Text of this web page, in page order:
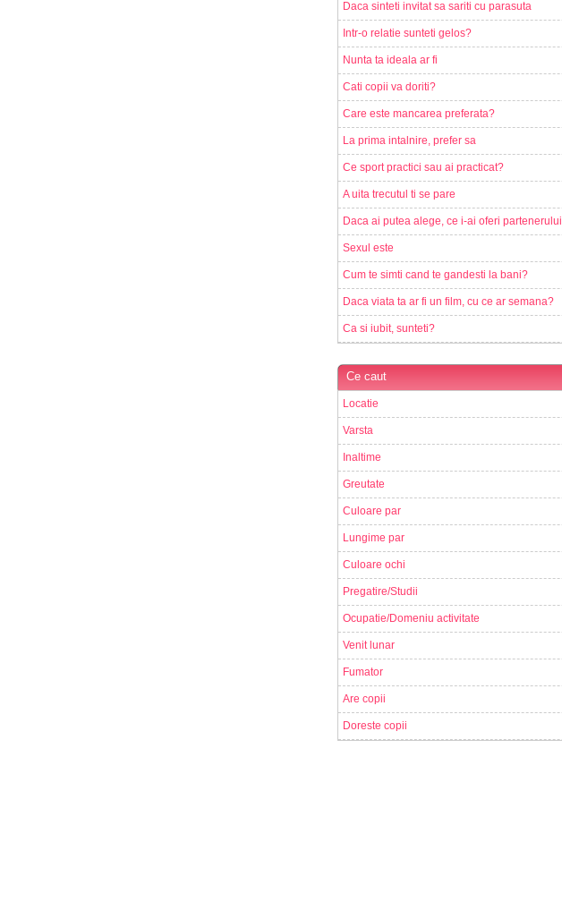
Daca sinteti invitat sa sariti cu parasuta
Intr-o relatie sunteti gelos?
Nunta ta ideala ar fi
Cati copii va doriti?
Care este mancarea preferata?
La prima intalnire, prefer sa
Ce sport practici sau ai practicat?
A uita trecutul ti se pare
Daca ai putea alege, ce i-ai oferi
Sexul este
Cum te simti cand te gandesti la bani?
Daca viata ta ar fi un film, cu ce ar semana?
Ca si iubit, sunteti?
Ce caut
Locatie
Varsta
Inaltime
Greutate
Culoare par
Lungime par
Culoare ochi
Pregatire/Studii
Ocupatie/Domeniu activitate
Venit lunar
Fumator
Are copii
Doreste copii